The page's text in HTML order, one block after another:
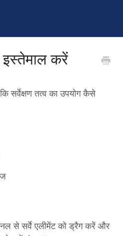
करें
सर्वेक्षण तत्व का उपयोग कैसे
से सर्वे एलीमेंट को ड्रैग करें और